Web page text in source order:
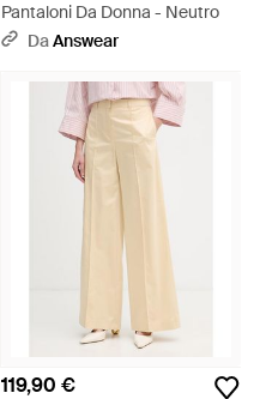
Pantaloni Da Donna - Neutro
DaAnswear
119,90 €